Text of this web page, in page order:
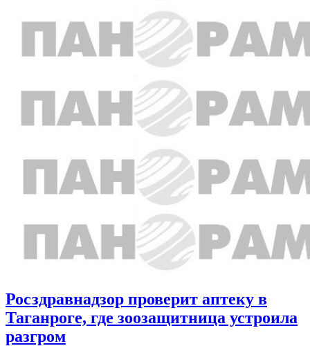
Росздравнадзор проверит аптеку в
Таганроге, где зоозащитница устроила
разгром